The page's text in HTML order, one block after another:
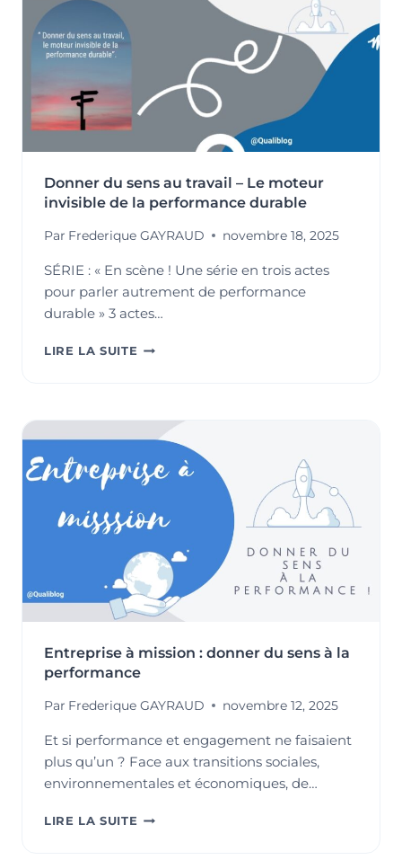
DÉVELOPPEMENT
DURABLE
Donner du sens au travail – Le moteur
invisible de la performance durable
Par Frederique GAYRAUD novembre 18, 2025
SÉRIE : « En scène ! Une série en trois actes
pour parler autrement de performance
durable » 3 actes…
LIRE LA SUITE DONNER
TRAVAIL
–
MOTEUR
INVISIBLE
DE
LA
PERFORMANCE
DURABLE
Entreprise à mission : donner du sens à la
performance
Par Frederique GAYRAUD novembre 12, 2025
Et si performance et engagement ne faisaient
plus qu’un ? Face aux transitions sociales,
environnementales et économiques, de…
LIRE LA SUITE ENTREPRISE